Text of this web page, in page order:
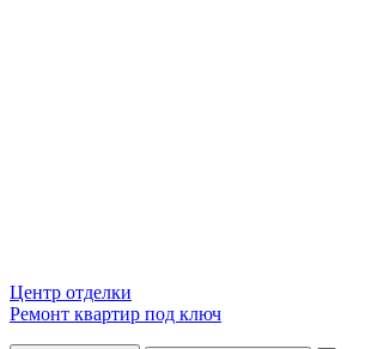
Центр отделки
Ремонт квартир под ключ